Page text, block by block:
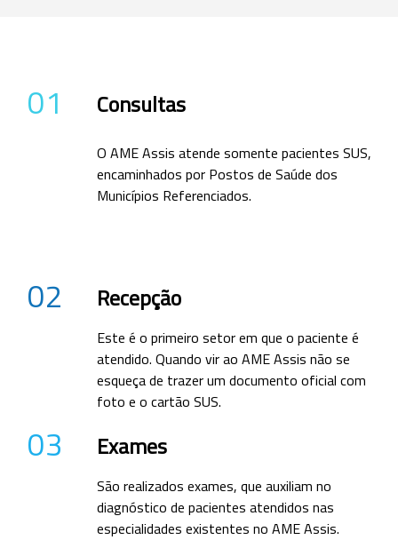
01 Consultas
O AME Assis atende somente pacientes SUS,
encaminhados por Postos de Saúde dos
Municípios Referenciados.
02 Recepção
Este é o primeiro setor em que o paciente é
atendido. Quando vir ao AME Assis não se
esqueça de trazer um documento oficial com
foto e o cartão SUS.
03 Exames
São realizados exames, que auxiliam no
diagnóstico de pacientes atendidos nas
especialidades existentes no AME Assis.